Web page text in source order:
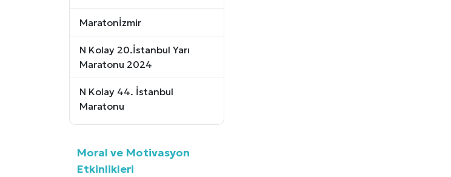
Maratonİzmir
N Kolay 20.İstanbul Yarı
Maratonu 2024
N Kolay 44. İstanbul
Maratonu
Moral ve Motivasyon
Etkinlikleri